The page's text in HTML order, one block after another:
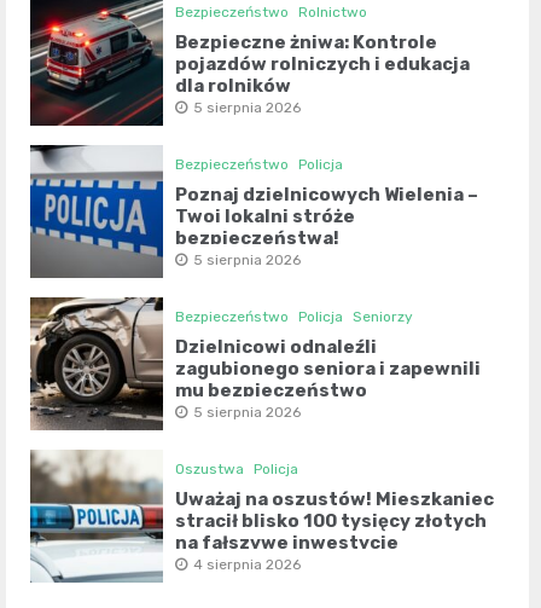
Bezpieczeństwo Rolnictwo
Bezpieczne żniwa: Kontrole
pojazdów rolniczych i edukacja
dla rolników
5 sierpnia 2026
Bezpieczeństwo Policja
Poznaj dzielnicowych Wielenia –
Twoi lokalni stróże
bezpieczeństwa!
5 sierpnia 2026
Bezpieczeństwo Policja Seniorzy
Dzielnicowi odnaleźli
zagubionego seniora i zapewnili
mu bezpieczeństwo
5 sierpnia 2026
Oszustwa Policja
Uważaj na oszustów! Mieszkaniec
stracił blisko 100 tysięcy złotych
na fałszywe inwestycje
4 sierpnia 2026